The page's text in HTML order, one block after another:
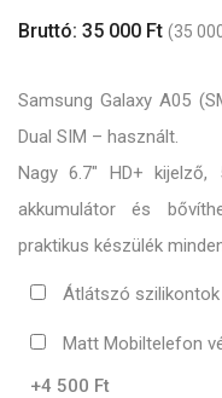
Bruttó: 35 000 Ft (35
Samsung Galaxy A05
Dual SIM – használt.
Nagy 6.7" HD+
akkumulátor és
praktikus készülék
Átlátszó
Matt Mobiltelefon
+4 500 Ft